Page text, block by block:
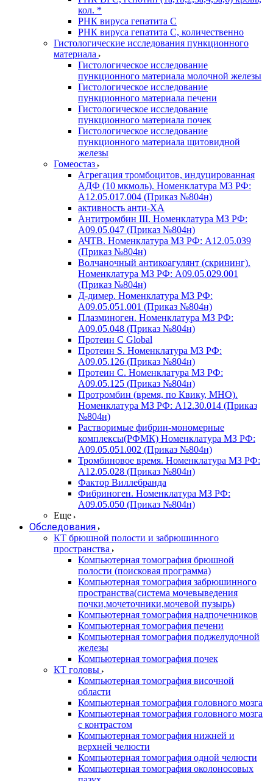
кол. *
РНК вируса гепатита C
РНК вируса гепатита C, количественно
Гистологические исследования пункционного
материала
Гистологическое исследование
пункционного материала молочной железы
Гистологическое исследование
пункционного материала печени
Гистологическое исследование
пункционного материала почек
Гистологическое исследование
пункционного материала щитовидной
железы
Гомеостаз
Агрегация тромбоцитов, индуцированная
АДФ (10 мкмоль). Номенклатура МЗ РФ:
A12.05.017.004 (Приказ №804н)
активность анти-ХА
Антитромбин III. Номенклатура МЗ РФ:
A09.05.047 (Приказ №804н)
АЧТВ. Номенклатура МЗ РФ: A12.05.039
(Приказ №804н)
Волчаночный антикоагулянт (скрининг).
Номенклатура МЗ РФ: A09.05.029.001
(Приказ №804н)
Д-димер. Номенклатура МЗ РФ:
A09.05.051.001 (Приказ №804н)
Плазминоген. Номенклатура МЗ РФ:
A09.05.048 (Приказ №804н)
Протеин C Global
Протеин S. Номенклатура МЗ РФ:
A09.05.126 (Приказ №804н)
Протеин С. Номенклатура МЗ РФ:
A09.05.125 (Приказ №804н)
Протромбин (время, по Квику, МНО).
Номенклатура МЗ РФ: A12.30.014 (Приказ
№804н)
Растворимые фибрин-мономерные
комплексы(РФМК) Номенклатура МЗ РФ:
A09.05.051.002 (Приказ №804н)
Тромбиновое время. Номенклатура МЗ РФ:
A12.05.028 (Приказ №804н)
Фактор Виллебранда
Фибриноген. Номенклатура МЗ РФ:
A09.05.050 (Приказ №804н)
Еще
Обследования
КТ брюшной полости и забрюшинного
пространства
Компьютерная томография брюшной
полости (поисковая программа)
Компьютерная томография забрюшинного
пространства(система мочевыведения
почки,мочеточники,мочевой пузырь)
Компьютерная томография надпочечников
Компьютерная томография печени
Компьютерная томография поджелудочной
железы
Компьютерная томография почек
КТ головы
Компьютерная томография височной
области
Компьютерная томография головного мозга
Компьютерная томография головного мозга
с контрастом
Компьютерная томография нижней и
верхней челюсти
Компьютерная томография одной челюсти
Компьютерная томография околоносовых